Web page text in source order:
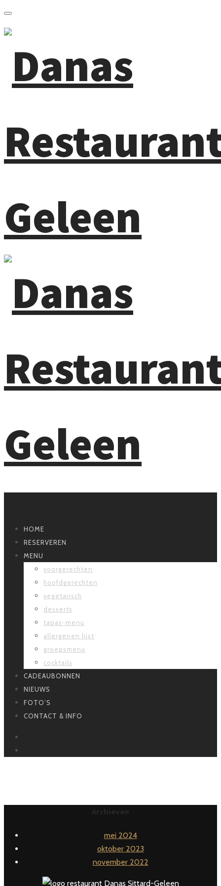
HOME
RESERVEREN
MENU
voorgerechten
hoofdgerechten
vegetarisch
desserts
tapas-menu
allergenen lijst
groepsmenu
cocktails
CADEAUBONNEN
NIEUWS
FOTO’S
CONTACT & INFO
mei 2024
oktober 2023
november 2022